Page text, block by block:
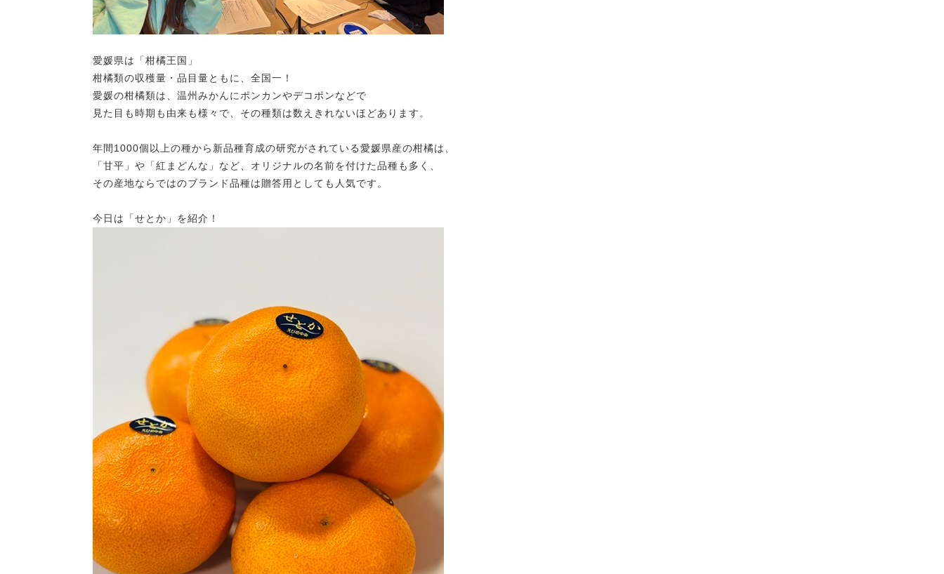
愛媛県は「柑橘王国」
柑橘類の収穫量・品目量ともに、全国一！
愛媛の柑橘類は、温州みかんにポンカンやデコポンなどで
見た目も時期も由来も様々で、その種類は数えきれないほどあります。
年間1000個以上の種から新品種育成の研究がされている愛媛県産の柑橘は、
「甘平」や「紅まどんな」など、オリジナルの名前を付けた品種も多く、
その産地ならではのブランド品種は贈答用としても人気です。
今日は「せとか」を紹介！